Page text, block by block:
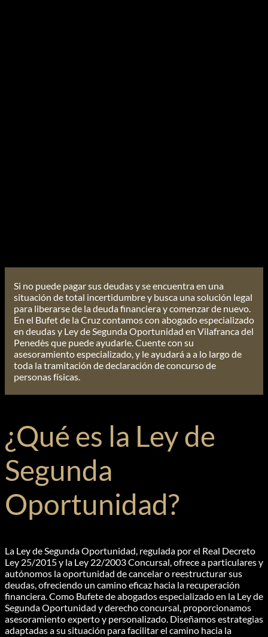
Si no puede pagar sus deudas y se encuentra en una
situación de total incertidumbre y busca una solución legal
para liberarse de la deuda financiera y comenzar de nuevo.
En el Bufet de la Cruz contamos con abogado especializado
en deudas y Ley de Segunda Oportunidad en Vilafranca del
Penedès que puede ayudarle. Cuente con su
asesoramiento especializado, y le ayudará a a lo largo de
toda la tramitación de declaración de concurso de
personas físicas.
¿Qué es la Ley de
Segunda
Oportunidad?
La Ley de Segunda Oportunidad, regulada por el Real Decreto
Ley 25/2015 y la Ley 22/2003 Concursal, ofrece a particulares y
autónomos la oportunidad de cancelar o reestructurar sus
deudas, ofreciendo un camino eficaz hacia la recuperación
financiera. Como Bufete de abogados especializado en la Ley de
Segunda Oportunidad y derecho concursal, proporcionamos
asesoramiento experto y personalizado. Diseñamos estrategias
adaptadas a su situación para facilitar el camino hacia la